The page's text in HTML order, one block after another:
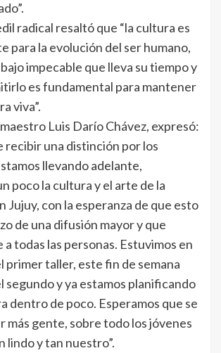
radical resaltó que “la cultura es
para la evolución del ser humano,
impecable que lleva su tiempo y
es fundamental para mantener
viva”.
Luis Darío Chávez, expresó:
recibir una distinción por los
llevando adelante,
poco la cultura y el arte de la
Jujuy, con la esperanza de que esto
de una difusión mayor y que
todas las personas. Estuvimos en
primer taller, este fin de semana
segundo y ya estamos planificando
dentro de poco. Esperamos que se
más gente, sobre todo los jóvenes
lindo y tan nuestro”.